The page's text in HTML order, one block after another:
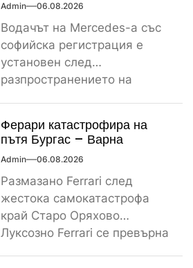
Admin 06.08.2026
Водачът на Mercedes-а със
софийска регистрация е
установен след
разпространението на
1000...
Ферари катастрофира на
пътя Бургас – Варна
Admin 06.08.2026
Размазано Ferrari след
жестока самокатастрофа
край Старо Оряхово
Луксозно Ferrari се превърна